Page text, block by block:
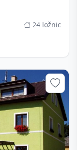
24 ložnic